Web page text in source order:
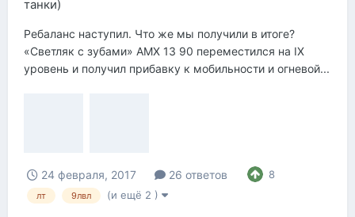
танки)
Ребаланс наступил. Что же мы получили в итоге?
«Светляк с зубами» AMX 13 90 переместился на IX
уровень и получил прибавку к мобильности и огневой...
24 февраля, 2017 26 ответов 8
лт 9лвл (и ещё 2 )